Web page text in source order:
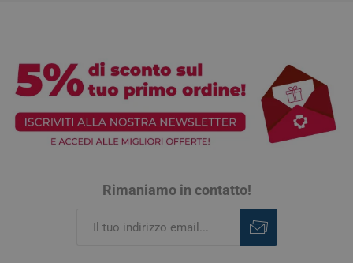
Rimaniamo in contatto!